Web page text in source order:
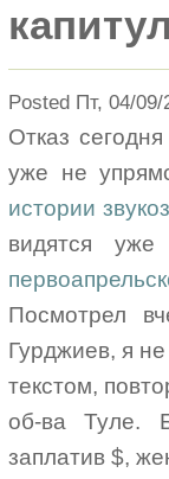
Posted Пт, 04/
Отказ
уже не
истории
видятся
Посмотрел
Гурджиев, я
текстом,
об-ва Туле.
заплатив $,